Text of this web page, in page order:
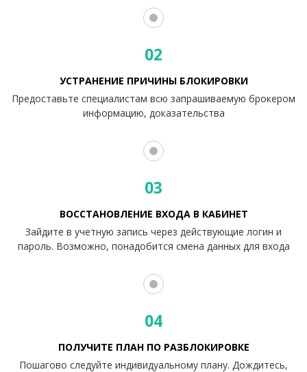
02
УСТРАНЕНИЕ ПРИЧИНЫ БЛОКИРОВКИ
Предоставьте специалистам всю запрашиваемую брокером
информацию, доказательства
03
ВОССТАНОВЛЕНИЕ ВХОДА В КАБИНЕТ
Зайдите в учетную запись через действующие логин и
пароль. Возможно, понадобится смена данных для входа
04
ПОЛУЧИТЕ ПЛАН ПО РАЗБЛОКИРОВКЕ
Пошагово следуйте индивидуальному плану. Дождитесь,